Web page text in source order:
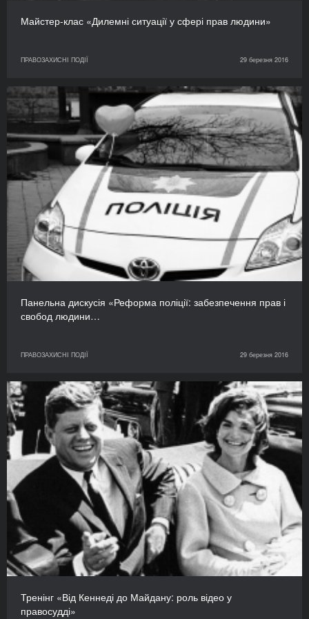
Майстер-клас «Дилемні ситуації у сфері прав людини»
ПРАВОЗАХИСНІ ПОДІЇ 29 березня 2016
Панельна дискусія «Реформа поліції: забезпечення прав і
свобод людини…
ПРАВОЗАХИСНІ ПОДІЇ 29 березня 2016
Тренінг «Від Кеннеді до Майдану: роль відео у
правосудді»